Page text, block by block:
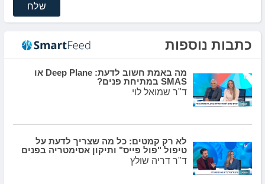
שלח
כתבות נוספות
מה באמת חשוב לדעת: Deep Plane או
SMAS במתיחת פנים?
ד"ר שמואל לוי
לא רק קמטים: כל מה שצריך לדעת על
טיפול "פול פייס" ותיקון אסימטריה בפנים
ד"ר דריה שולץ